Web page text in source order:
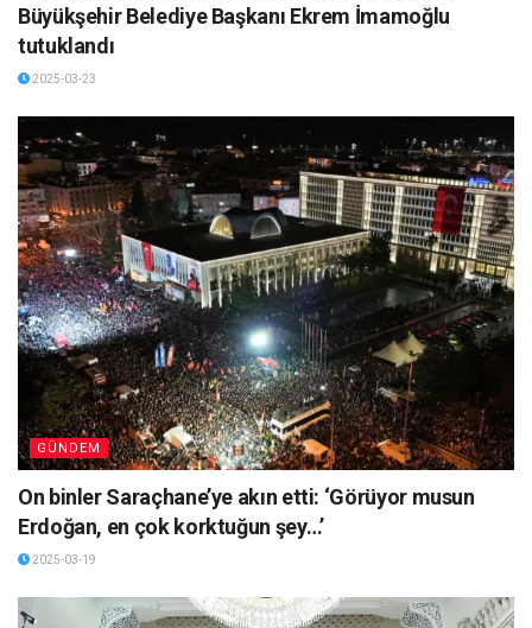
Büyükşehir Belediye Başkanı Ekrem İmamoğlu
tutuklandı
2025-03-23
GÜNDEM
On binler Saraçhane’ye akın etti: ‘Görüyor musun
Erdoğan, en çok korktuğun şey…’
2025-03-19